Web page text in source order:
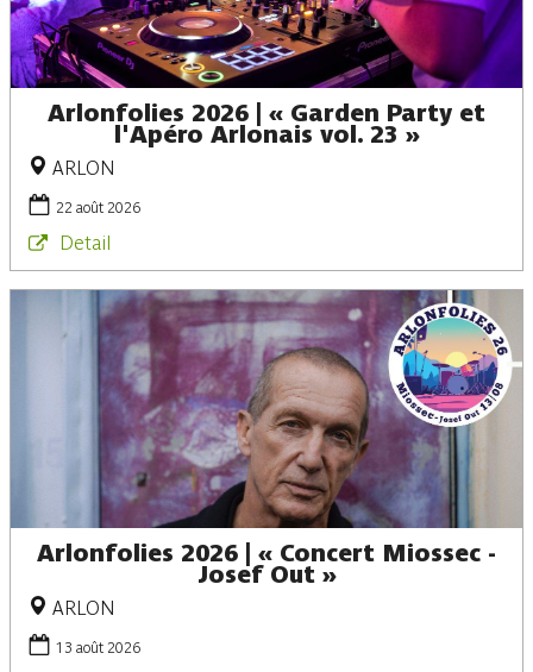
Arlonfolies 2026 | « Garden Party et
l'Apéro Arlonais vol. 23 »
ARLON
22 août 2026
Detail
Arlonfolies 2026 | « Concert Miossec -
Josef Out »
ARLON
13 août 2026